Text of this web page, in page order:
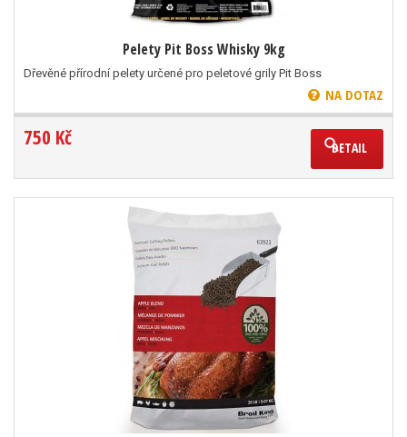
Pelety Pit Boss Whisky 9kg
Dřevěné přírodní pelety určené pro peletové grily Pit Boss
NA DOTAZ
750 Kč DETAIL